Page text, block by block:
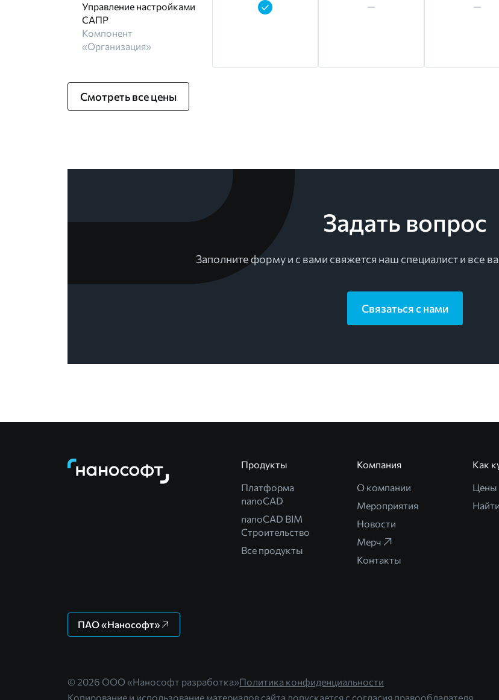
Управление настройками
САПР
Компонент
«Организация»
Смотреть все цены
Задать вопрос
Заполните форму и с вами свяжется наш специалист и все
Связаться с нами
ПАО «Нанософт»
Продукты
Платформа
nanoCAD
nanoCAD BIM
Строительство
Все продукты
Компания
О компании
Мероприятия
Новости
Мерч
Контакты
Как
Цены
© 2026 ООО «Нанософт разработка»Политика конфиденциальности
Копирование и использование материалов сайта допускается с согласия правообладателя.